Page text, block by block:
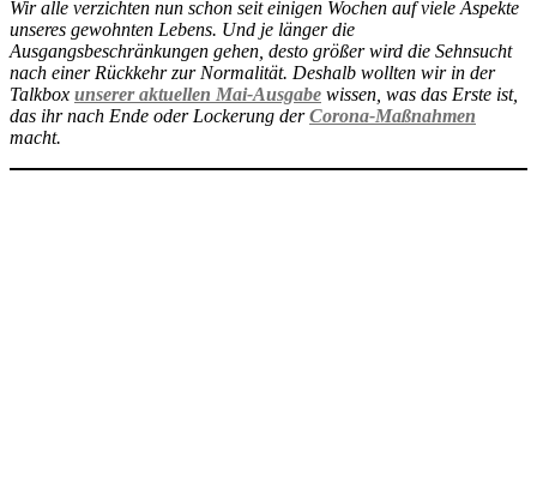
Wir alle verzichten nun schon seit einigen Wochen auf viele Aspekte
unseres gewohnten Lebens. Und je länger die
Ausgangsbeschränkungen gehen, desto größer wird die Sehnsucht
nach einer Rückkehr zur Normalität. Deshalb wollten wir in der
Talkbox unserer aktuellen Mai-Ausgabe wissen, was das Erste ist,
das ihr nach Ende oder Lockerung derCorona-Maßnahmen
macht.